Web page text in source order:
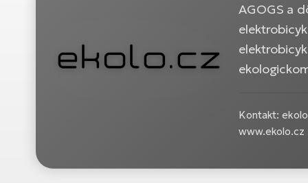
AGOGS a
Kontakt:
www.ekolo.cz